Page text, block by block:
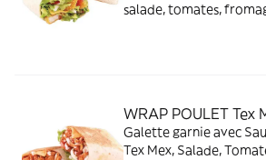
salade, tomates,
WRAP POULET Tex
Galette garnie avec
Tex Mex, Salade,